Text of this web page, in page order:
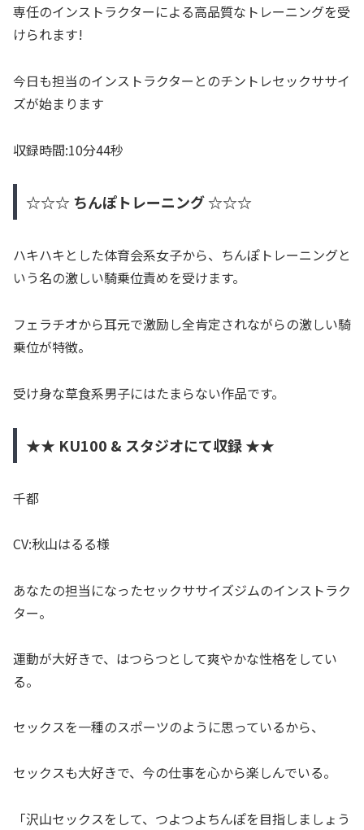
専任のインストラクターによる高品質なトレーニングを受
けられます!
今日も担当のインストラクターとのチントレセックササイ
ズが始まります
収録時間:10分44秒
☆☆☆ ちんぽトレーニング ☆☆☆
ハキハキとした体育会系女子から、ちんぽトレーニングと
いう名の激しい騎乗位責めを受けます。
フェラチオから耳元で激励し全肯定されながらの激しい騎
乗位が特徴。
受け身な草食系男子にはたまらない作品です。
★★ KU100 & スタジオにて収録 ★★
千都
CV:秋山はるる様
あなたの担当になったセックササイズジムのインストラク
ター。
運動が大好きで、はつらつとして爽やかな性格をしてい
る。
セックスを一種のスポーツのように思っているから、
セックスも大好きで、今の仕事を心から楽しんでいる。
「沢山セックスをして、つよつよちんぽを目指しましょう